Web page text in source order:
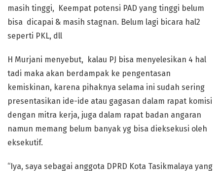
masih tinggi, Keempat potensi PAD yang tinggi belum
bisa dicapai & masih stagnan. Belum lagi bicara hal2
seperti PKL, dll
H Murjani menyebut, kalau PJ bisa menyelesikan 4 hal
tadi maka akan berdampak ke pengentasan
kemiskinan, karena pihaknya selama ini sudah sering
presentasikan ide-ide atau gagasan dalam rapat komisi
dengan mitra kerja, juga dalam rapat badan angaran
namun memang belum banyak yg bisa dieksekusi oleh
eksekutif.
“Iya, saya sebagai anggota DPRD Kota Tasikmalaya yang